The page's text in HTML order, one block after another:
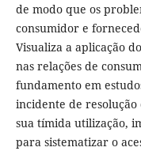
de modo que os
consumidor e
Visualiza a aplicação
nas relações de
fundamento em
incidente de
sua tímida utilização,
para sistematizar o